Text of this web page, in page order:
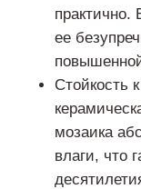
практично.
ее
Стойкость
мозаика
влаги, что